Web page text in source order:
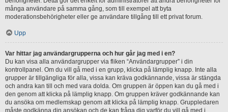
många användare på samma gång, som till exempel att byta
moderationsbehörigheter eller ge användare tillgång till ett privat forum.
Upp
Var hittar jag användargrupperna och hur går jag med i en?
Du kan visa alla användargrupper via fliken “Användargrupper” i din
kontrollpanel. Om du vill gå med i en grupp, klicka på lämplig knapp. Inte alla
grupper är tillgängliga för alla, vissa kan kräva godkännande, vissa är stängda
och andra kan till och med vara dolda. Om gruppen är öppen kan du gå med i
den genom att klicka på lämplig knapp. Om gruppen kräver godkännande kan
du ansöka om medlemskap genom att klicka på lämplig knapp. Gruppledaren
måste godkänna din ansökan och de kan fråga dig varför du vill gå med i